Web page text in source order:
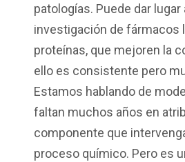
patologías. Puede dar lugar
investigación de fármacos
proteínas, que mejoren la
ello es consistente pero
Estamos hablando de
faltan muchos años en
componente que
proceso químico. Pero es